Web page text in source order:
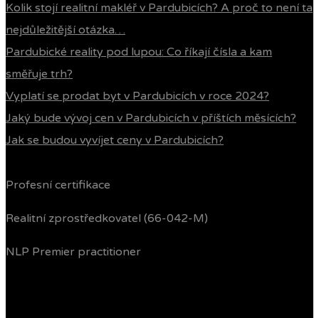
Kolik stojí realitní makléř v Pardubicích? A proč to není ta
nejdůležitější otázka…
Pardubické reality pod lupou: Co říkají čísla a kam
směřuje trh?
Vyplatí se prodat byt v Pardubicích v roce 2024?
Jaký bude vývoj cen v Pardubicích v příštích měsících?
Jak se budou vyvíjet ceny v Pardubicích?
Profesní certifikace
Realitní zprostředkovatel (66-042-M)
NLP Premier practitioner